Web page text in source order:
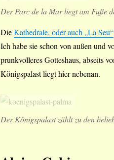
Der Parc de la Mar liegt am Fuße
DieKathedrale, oder auch „La Seu“
Ich habe sie schon von außen und
prunkvolleres Gotteshaus, abseits
Königspalast liegt hier nebenan.
Der Königspalast zählt zu den